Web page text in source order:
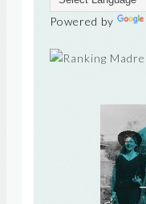
Powered by